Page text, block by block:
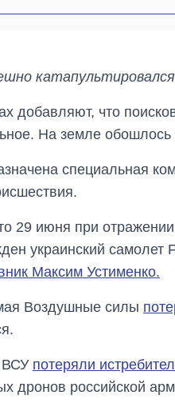
добавляют, что
На земле
специальная
29 июня при
украинский самолет
Максим Устименко.
Воздушные силы
ВСУ потеряли
дронов российской